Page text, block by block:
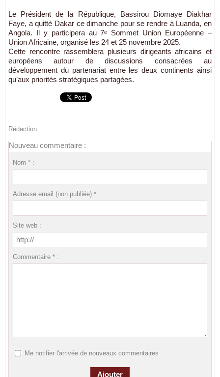
Le Président de la République, Bassirou Diomaye Diakhar
Faye, a quitté Dakar ce dimanche pour se rendre à Luanda, en
Angola. Il y participera au 7ᵉ Sommet Union Européenne –
Union Africaine, organisé les 24 et 25 novembre 2025.
Cette rencontre rassemblera plusieurs dirigeants africains et
européens autour de discussions consacrées au
développement du partenariat entre les deux continents ainsi
qu’aux priorités stratégiques partagées.
Rédaction
Nouveau commentaire :
Nom * :
Adresse email (non publiée) * :
Site web :
Commentaire * :
Me notifier l'arrivée de nouveaux commentaires